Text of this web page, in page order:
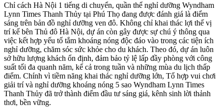
Chỉ cách Hà Nội 1 tiếng di chuyển, quần thể nghỉ dưỡng Wyndham
Lynn Times Thanh Thủy tại Phú Thọ đang được đánh giá là điểm
sáng trên bản đồ nghỉ dưỡng ven đô. Không chỉ khai thác lợi thế vị
trí kế bên Thủ đô Hà Nội, dự án còn gây được sự chú ý thông qua
việc kết hợp yếu tố tắm khoáng nóng độc đáo vào trong các tiện ích
nghỉ dưỡng, chăm sóc sức khỏe cho du khách. Theo đó, dự án luôn
sở hữu lượng khách ổn định, đảm bảo tỷ lệ lấp đầy phòng với công
suất tối đa quanh năm, kể cả trong tuần và những mùa du lịch thấp
điểm. Chính vì tiềm năng khai thác nghỉ dưỡng lớn, Tổ hợp vui chơi
giải trí và nghỉ dưỡng khoáng nóng 5 sao Wyndham Lynn Times
Thanh Thủy đã trở thành điểm đầu tư sáng giá, kênh sinh lời thảnh
thơi, bền vững.